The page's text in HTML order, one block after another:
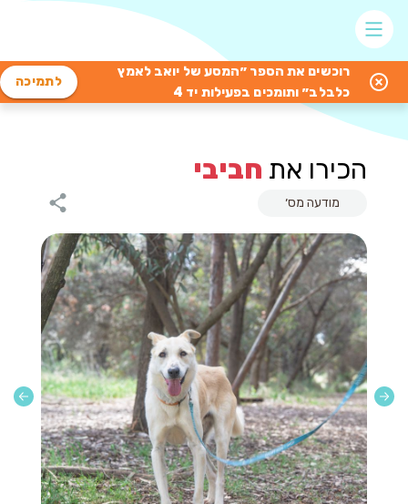
רוכשים את הספר ״המסע של יואב לאמץ
כלבלב״ ותומכים בפעילות יד 4
לתמיכה
הכירו את חביבי
מודעה מס׳